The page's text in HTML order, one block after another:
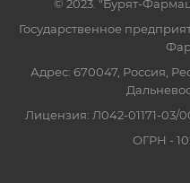
© 2023. "Бурят-
Государственное
Адрес: 670047, Россия,
Лицензия: Л042-01171-03/
ОГРН -